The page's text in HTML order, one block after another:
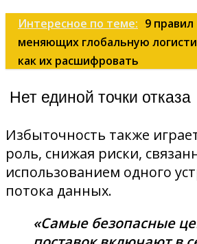
Интересное по теме: 9 правил
меняющих глобальную
как их расшифровать
Нет единой точки отказа
Избыточность также
роль, снижая риски,
использованием одного
потока данных.
«Самые безопасные